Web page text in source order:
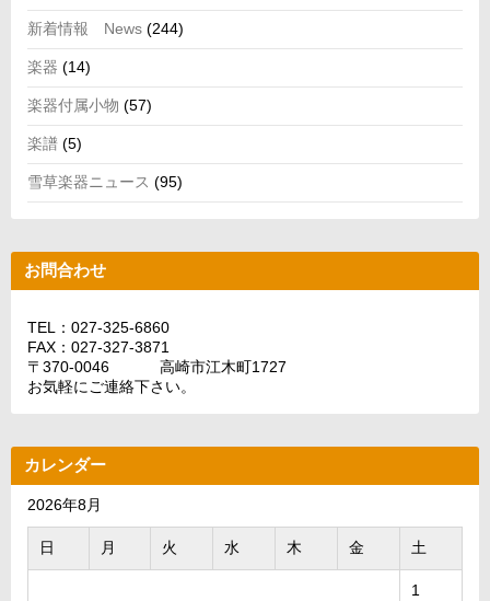
新着情報 News (244)
楽器 (14)
楽器付属小物 (57)
楽譜 (5)
雪草楽器ニュース (95)
お問合わせ
TEL：027-325-6860
FAX：027-327-3871
〒370-0046 高崎市江木町1727
お気軽にご連絡下さい。
カレンダー
2026年8月
日 月 火 水 木 金 土
1